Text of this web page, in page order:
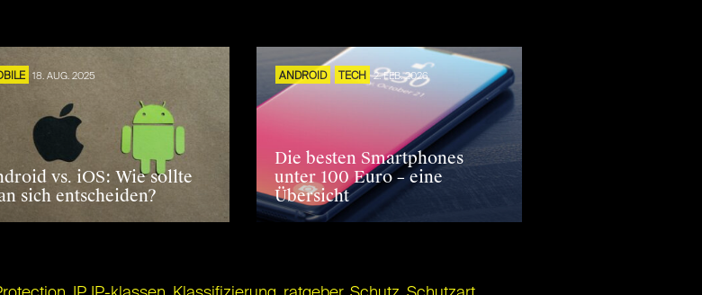
18. AUG. 2025
vs. iOS: Wie sollte
sich entscheiden?
ANDROID TECH 2. FEB. 2026
Die besten Smartphones
unter 100 Euro – eine
Übersicht